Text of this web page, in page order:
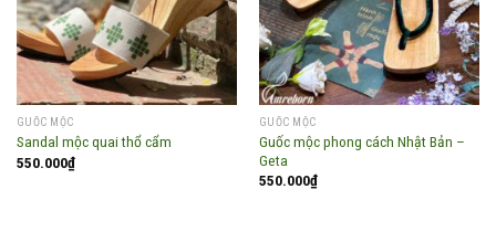
GUỐC MỘC
Sandal mộc quai thổ cẩm
550.000₫
GUỐC MỘC
Guốc mộc phong cách Nhật Bản –
Geta
550.000₫